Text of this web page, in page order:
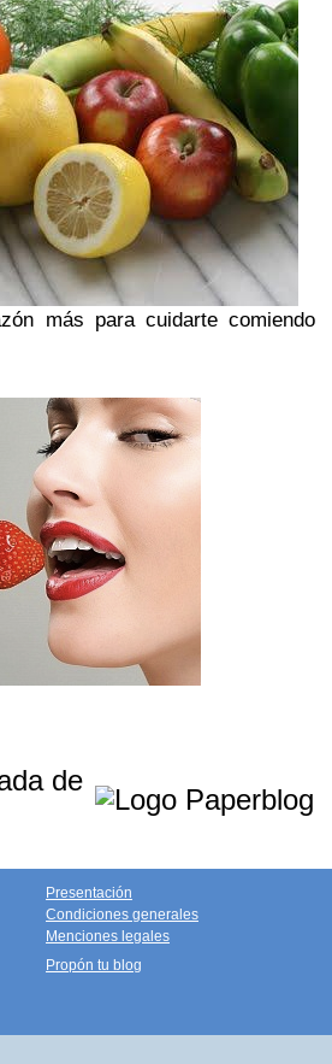
más para cuidarte comiendo
de
Presentación
Condiciones generales
Menciones legales
Propón tu blog